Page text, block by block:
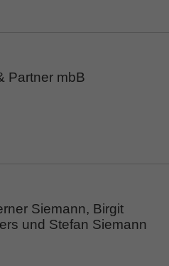
Partner mbB
Siemann, Birgit
und Stefan Siemann